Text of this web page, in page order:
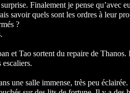
Finalement je pense qu’avec
savoir quels sont les ordres à leur
?
et Tao sortent du repaire de
escaliers.
une salle immense, très peu